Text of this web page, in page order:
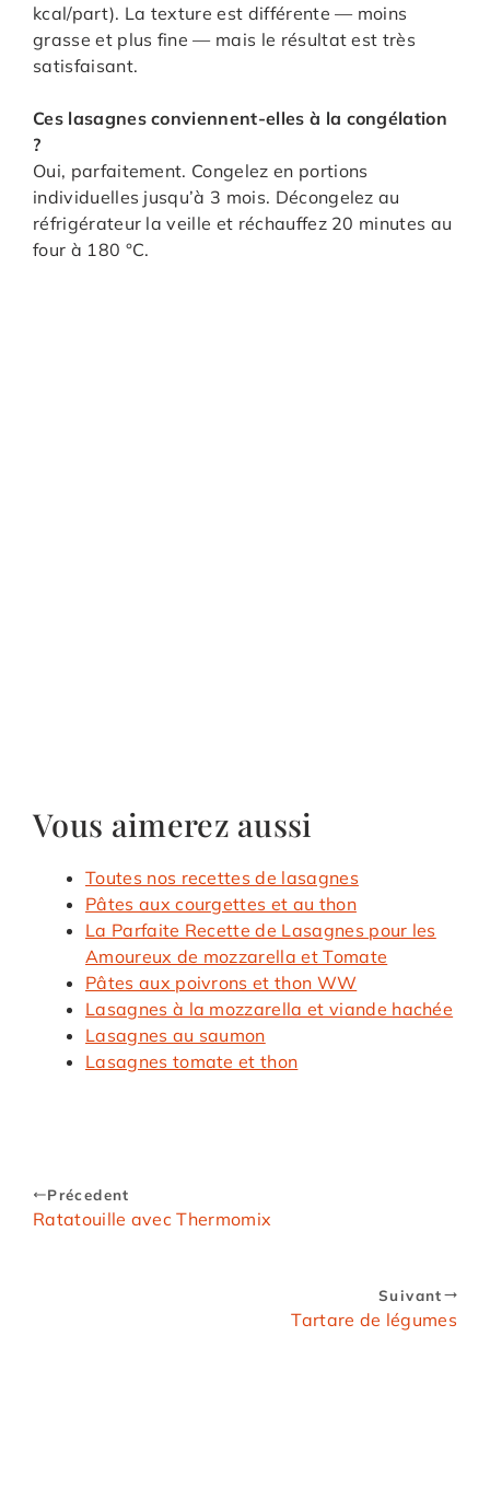
kcal/part). La texture est différente — moins
grasse et plus fine — mais le résultat est très
satisfaisant.
Ces lasagnes conviennent-elles à la congélation
?
Oui, parfaitement. Congelez en portions
individuelles jusqu’à 3 mois. Décongelez au
réfrigérateur la veille et réchauffez 20 minutes au
four à 180 °C.
Vous aimerez aussi
Toutes nos recettes de lasagnes
Pâtes aux courgettes et au thon
La Parfaite Recette de Lasagnes pour les
Amoureux de mozzarella et Tomate
Pâtes aux poivrons et thon WW
Lasagnes à la mozzarella et viande hachée
Lasagnes au saumon
Lasagnes tomate et thon
Précedent
Ratatouille avec Thermomix
Suivant
Tartare de légumes